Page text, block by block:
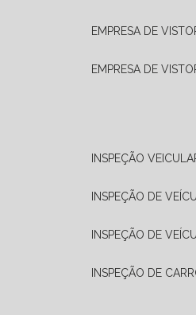
EMPRESA DE
EMPRESA DE
INSPEÇÃO
INSPEÇÃO DE
INSPEÇÃO DE
INSPEÇÃO DE